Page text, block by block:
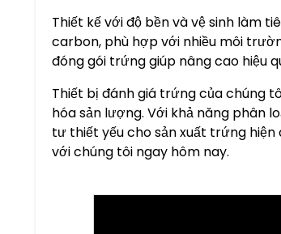
Thiết kế với độ bền và vệ sinh làm
carbon, phù hợp với nhiều môi
đóng gói trứng giúp nâng cao hiệu
Thiết bị đánh giá trứng của chúng
hóa sản lượng. Với khả năng phân
tư thiết yếu cho sản xuất trứng
với chúng tôi ngay hôm nay.